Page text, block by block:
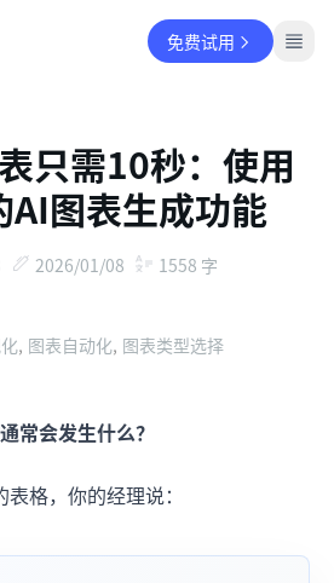
免费试用
只需10秒：使用
AI图表生成功能
2026/01/08 1558 字
, 图表自动化, 图表类型选择
常会发生什么？
格，你的经理说：